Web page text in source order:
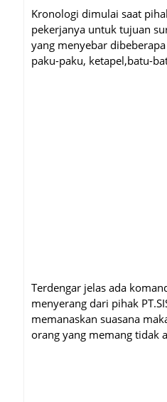
Kronologi dimulai saat
pekerjanya untuk tujuan
yang menyebar
paku-paku, ketapel,batu-
Terdengar jelas ada
menyerang dari pihak
memanaskan suasana
orang yang memang tidak